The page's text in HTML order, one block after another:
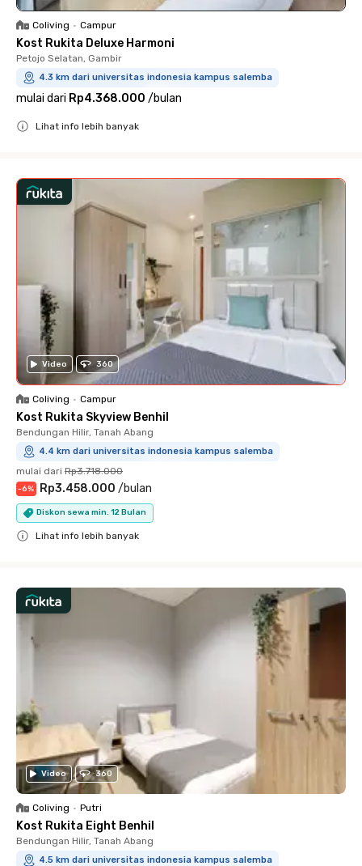
Coliving • Campur
Kost Rukita Deluxe Harmoni
Petojo Selatan, Gambir
4.3 km dari universitas indonesia kampus salemba
mulai dari Rp4.368.000 /bulan
Lihat info lebih banyak
Video 360
Coliving • Campur
Kost Rukita Skyview Benhil
Bendungan Hilir, Tanah Abang
4.4 km dari universitas indonesia kampus salemba
mulai dari Rp3.718.000
-6% Rp3.458.000 /bulan
Diskon sewa min. 12 Bulan
Lihat info lebih banyak
Video 360
Coliving • Putri
Kost Rukita Eight Benhil
Bendungan Hilir, Tanah Abang
4.5 km dari universitas indonesia kampus salemba